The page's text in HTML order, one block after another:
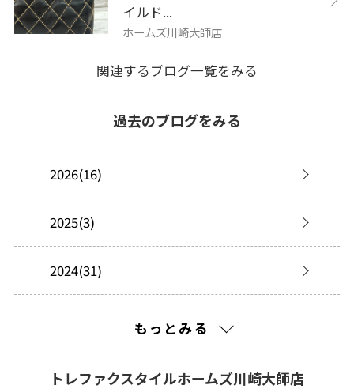
イルド...
ホームズ川崎大師店
関連するブログ一覧をみる
過去のブログをみる
2026(16)
2025(3)
2024(31)
もっとみる
トレファクスタイルホームズ川崎大師店